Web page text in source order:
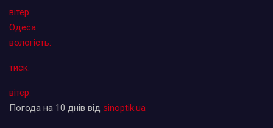
вітер:
Одеса
вологість:
тиск:
вітер:
Погода на 10 днів від sinoptik.ua